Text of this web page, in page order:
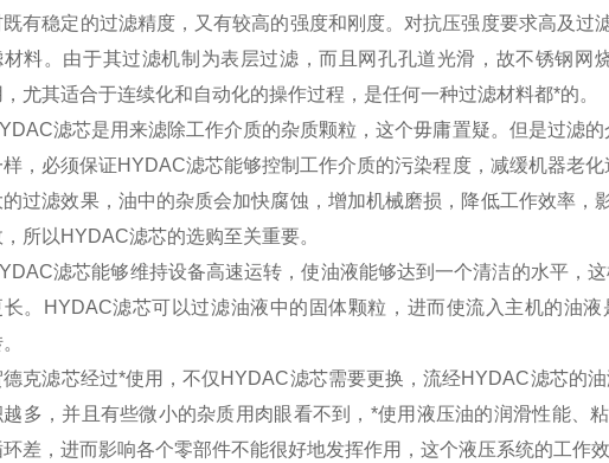
既有稳定的过滤精度，又有较高的强度和刚度。对抗压强度要求高及过
材料。由于其过滤机制为表层过滤，而且网孔孔道光滑，故不锈钢网
，尤其适合于连续化和自动化的操作过程，是任何一种过滤材料都*的。
滤芯是用来滤除工作介质的杂质颗粒，这个毋庸置疑。但是过滤
样，必须保证HYDAC滤芯能够控制工作介质的污染程度，减缓机器老
的过滤效果，油中的杂质会加快腐蚀，增加机械磨损，降低工作效率，
所以HYDAC滤芯的选购至关重要。
滤芯能够维持设备高速运转，使油液能够达到一个清洁的水平，
长。HYDAC滤芯可以过滤油液中的固体颗粒，进而使流入主机的油
德克滤芯经过*使用，不仅HYDAC滤芯需要更换，流经HYDAC滤芯的
越多，并且有些微小的杂质用肉眼看不到，*使用液压油的润滑性能、
环差，进而影响各个零部件不能很好地发挥作用，这个液压系统的工作